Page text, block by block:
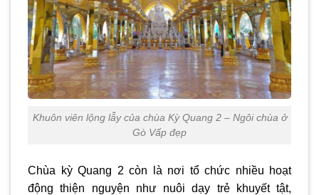
Khuôn viên lộng lẫy của chùa Kỳ Quang 2 – Ngôi chùa ở
Gò Vấp đẹp
Chùa kỳ Quang 2 còn là nơi tổ chức nhiều hoạt
động thiện nguyện như nuôi dạy trẻ khuyết tật,